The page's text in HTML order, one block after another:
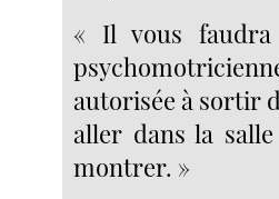
« Il vous
autorisée à sortir
aller dans la
montrer. »